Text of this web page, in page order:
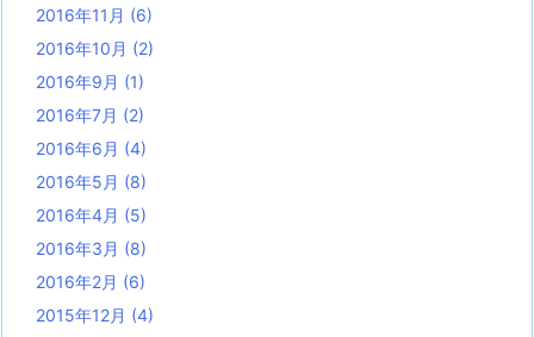
2016年11月 (6)
2016年10月 (2)
2016年9月 (1)
2016年7月 (2)
2016年6月 (4)
2016年5月 (8)
2016年4月 (5)
2016年3月 (8)
2016年2月 (6)
2015年12月 (4)